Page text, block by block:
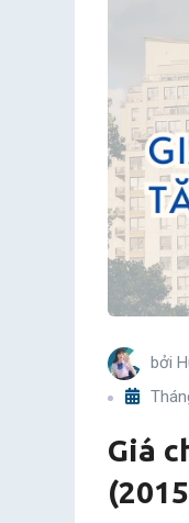
tăng
gần
200%
2025)
bởi
Giá